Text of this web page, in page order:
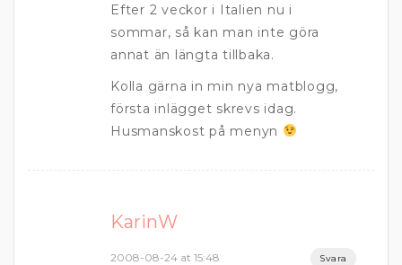
Efter 2 veckor i Italien nu i
sommar, så kan man inte göra
annat än längta tillbaka.
Kolla gärna in min nya matblogg,
första inlägget skrevs idag.
Husmanskost på menyn
KarinW
2008-08-24 at 15:48 Svara